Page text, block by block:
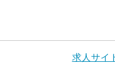
求人サイ